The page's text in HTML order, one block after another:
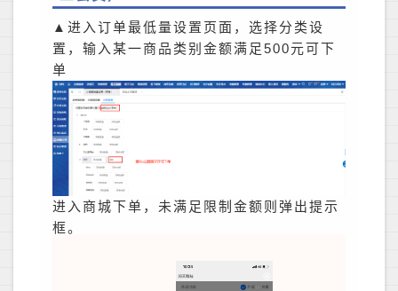
▲进入订单最低量设置页面，选择分类设
置，输入某一商品类别金额满足500元可下
单
进入商城下单，未满足限制金额则弹出提示
框。